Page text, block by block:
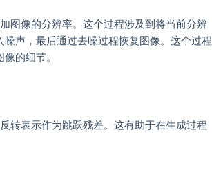
图像的分辨率。这个过程涉及到将当前分辨
声，最后通过去噪过程恢复图像。这个过程
的细节。
转表示作为跳跃残差。这有助于在生成过程